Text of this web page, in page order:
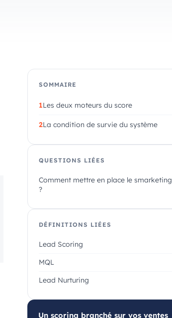
SOMMAIRE
Les deux moteurs du score
La condition de survie du système
QUESTIONS LIÉES
Comment mettre en place le smarketing
?
DÉFINITIONS LIÉES
Lead Scoring
MQL
Lead Nurturing
Un scoring branché sur vos ventes